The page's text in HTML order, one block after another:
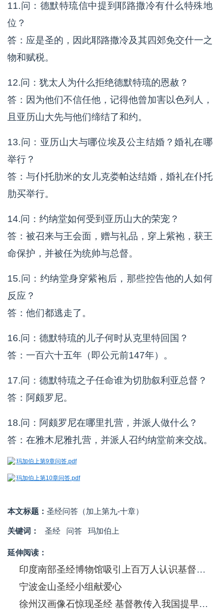
11.问：德默特琉信中提到耶路撒冷有什么特殊地
位？
答：应是圣的，因此耶路撒冷及其四郊免交什一之
物和赋税。
12.问：犹太人为什么拒绝德默特琉的恩赦？
答：因为他们不信任他，记得他曾加害以色列人，
且亚历山大先与他们缔结了和约。
13.问：亚历山大与哪位埃及公主结婚？婚礼在哪
举行？
答：与仆托肋米的女儿克娄帕达结婚，婚礼在仆托
肋买举行。
14.问：约纳堂如何受到亚历山大的荣宠？
答：被召来与王会面，赠与礼品，穿上紫袍，获王
命保护，并被任为统帅与总督。
15.问：约纳堂身穿紫袍后，那些控告他的人如何
反应？
答：他们都逃走了。
16.问：德默特琉的儿子何时从克里特回国？
答：一百六十五年（即公元前147年）。
17.问：德默特琉之子任命谁为切肋叙利亚总督？
答：阿颇罗尼。
18.问：阿颇罗尼在哪里扎营，并派人做什么？
答：在雅木尼雅扎营，并派人召约纳堂前来交战。
玛加伯上第9章问答.pdf
玛加伯上第10章问答.pdf
本文标题： 圣经问答（加上第九-十章）
关键词： 圣经 问答 玛加伯上
延伸阅读：
印度南部圣经博物馆吸引上百万人认识基督信息
宁波金山圣经小组献爱心
徐州汉画像石惊现圣经 基督教传入我国提早550年